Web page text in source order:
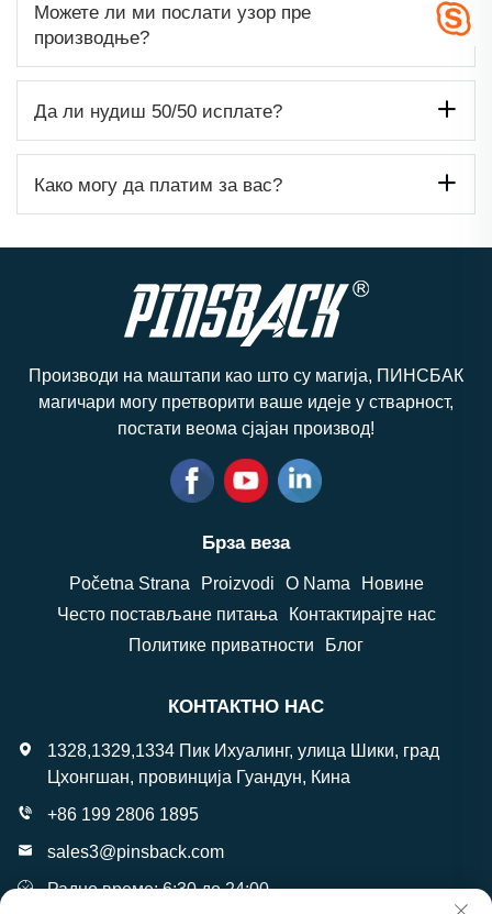
Можете ли ми послати узор пре
производње?
Да ли нудиш 50/50 исплате?
Како могу да платим за вас?
Производи на маштапи као што су магија, ПИНСБАК
магичари могу претворити ваше идеје у стварност,
постати веома сјајан производ!
Брза веза
Početna Strana Proizvodi O Nama
Новине
Често постављане питања
Контактирајте нас
Политике приватности
Блог
КОНТАКТНО НАС
1328,1329,1334 Пик Ихуалинг, улица Шики, град
Цхонгшан, провинција Гуандун, Кина
+86 199 2806 1895
sales3@pinsback.com
Радно време: 6:30 до 24:00